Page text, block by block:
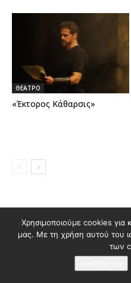
ΘΕΑΤΡΟ
«Έκτορος Κάθαρσις»
Διαφημιστείτε
Όροι χρήσης & Πολιτική
© 2026 Κατασκευή
Χρησιμοποιούμε cookies για
μας. Με τη χρήση αυτού του
των